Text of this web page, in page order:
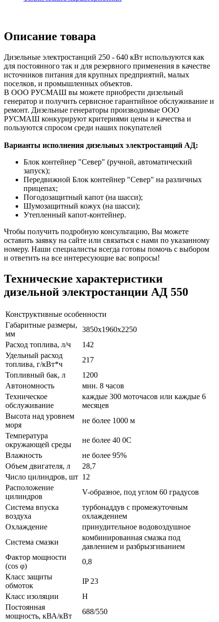
Описание товара
Дизельные электростанций 250 - 640 кВт используются как
для постоянного так и для резервного применения в качестве
источников питания для крупных предприятий, малых
поселков, и промышленных объектов.
В ООО РУСМАШ вы можете приобрести дизельный
генератор и получить сервисное гарантийное обслуживание и
ремонт. Дизельные генераторы производимые ООО
РУСМАШ конкурируют критериями цены и качества и
пользуются спросом среди наших покупателей
Варианты исполнения дизельных электростанций АД:
Блок контейнер "Север" (ручной, автоматический
запуск);
Передвижной Блок контейнер "Север" на различных
прицепах;
Погодозащитный капот (на шасси);
Шумозащитный кожух (на шасси);
Утепленный капот-контейнер.
Чтобы получить подробную консультацию, Вы можете
оставить заявку на сайте или связаться с нами по указанному
номеру. Наши специалисты всегда готовы помочь с выбором
и ответить на все интересующие вас вопросы!
Технические характеристики
дизельной электростанции АД 550
Конструктивные особенности
Габаритные размеры,
мм
3850x1960x2250
Расход топлива, л/ч
142
Удельный расход
топлива, г/кВт*ч
217
Топливный бак, л
1200
Автономность
мин. 8 часов
Техническое
обслуживание
каждые 300 моточасов или каждые 6
месяцев
Высота над уровнем
моря
не более 1000 м
Температура
окружающей среды
не более 40 0С
Влажность
не более 95%
Объем двигателя, л
28,7
Число цилиндров, шт 12
Расположение
цилиндров
V-образное, под углом 60 градусов
Система впуска
воздуха
турбонаддув с промежуточным
охлаждением
Охлаждение
принудительное водовоздушное
Система смазки
комбинированная смазка под
давлением и разбрызгиванием
Фактор мощности
(cos φ)
0,8
Класс защиты
обмоток
IP 23
Класс изоляции
H
Постоянная
мощность, кВА/кВт
688/550